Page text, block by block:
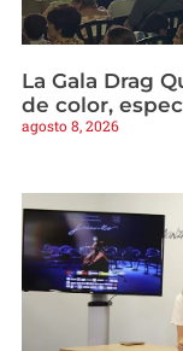
La Gala Drag
de color,
agosto 8, 2026